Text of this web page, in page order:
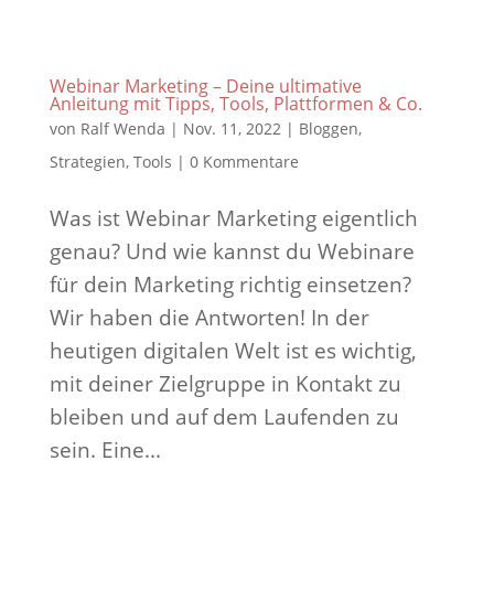
Webinar Marketing – Deine ultimative
Anleitung mit Tipps, Tools, Plattformen & Co.
von Ralf Wenda | Nov. 11, 2022| Bloggen,
Strategien, Tools | 0 Kommentare
Was ist Webinar Marketing eigentlich
genau? Und wie kannst du Webinare
für dein Marketing richtig einsetzen?
Wir haben die Antworten! In der
heutigen digitalen Welt ist es wichtig,
mit deiner Zielgruppe in Kontakt zu
bleiben und auf dem Laufenden zu
sein. Eine...